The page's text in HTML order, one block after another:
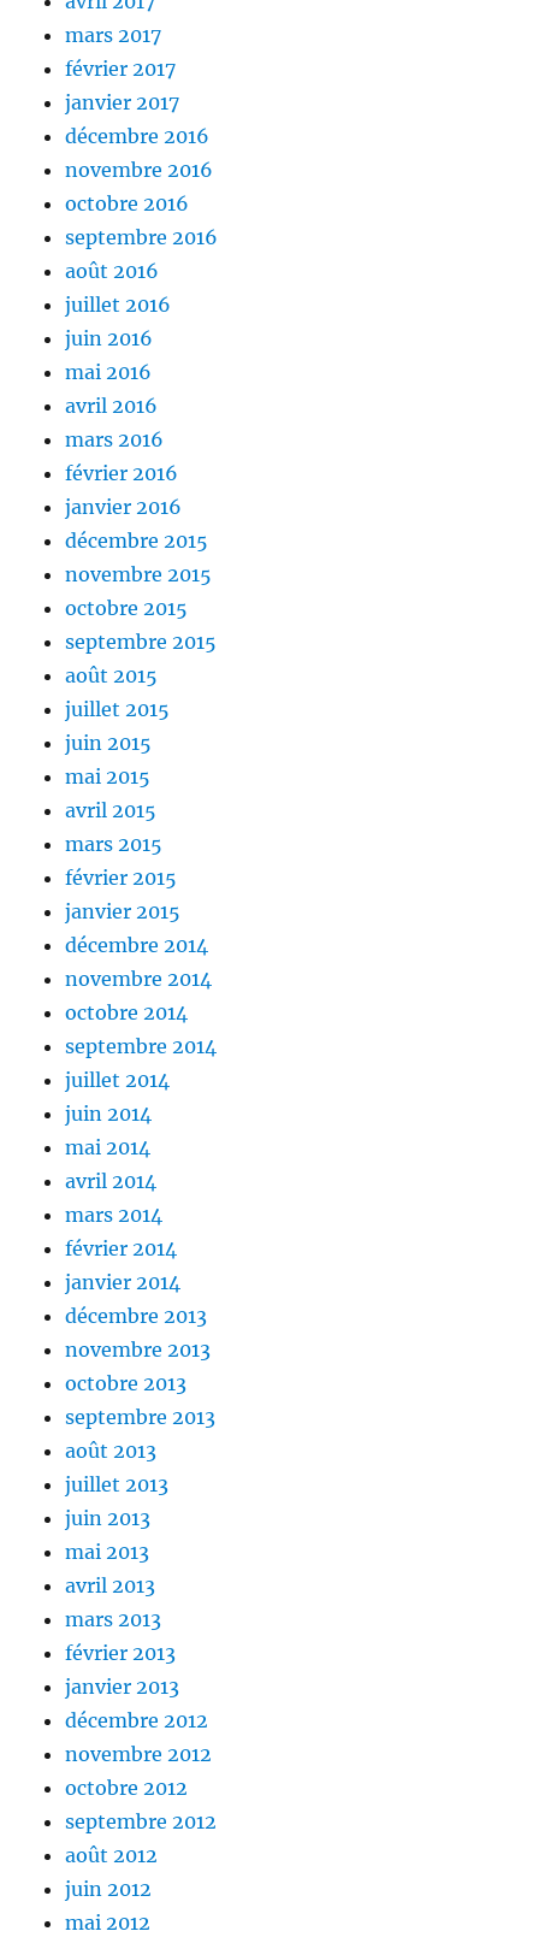
mars 2017
février 2017
janvier 2017
décembre 2016
novembre 2016
octobre 2016
septembre 2016
août 2016
juillet 2016
juin 2016
mai 2016
avril 2016
mars 2016
février 2016
janvier 2016
décembre 2015
novembre 2015
octobre 2015
septembre 2015
août 2015
juillet 2015
juin 2015
mai 2015
avril 2015
mars 2015
février 2015
janvier 2015
décembre 2014
novembre 2014
octobre 2014
septembre 2014
juillet 2014
juin 2014
mai 2014
avril 2014
mars 2014
février 2014
janvier 2014
décembre 2013
novembre 2013
octobre 2013
septembre 2013
août 2013
juillet 2013
juin 2013
mai 2013
avril 2013
mars 2013
février 2013
janvier 2013
décembre 2012
novembre 2012
octobre 2012
septembre 2012
août 2012
juin 2012
mai 2012